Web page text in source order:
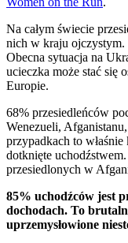
Na całym świecie
nich w kraju ojczystym.
Obecna sytuacja na
ucieczka może stać się
Europie.
68% przesiedleńców
Wenezueli,
przypadkach to
dotknięte
przesiedlonych w
85% uchodźców jest
dochodach. To
uprzemysłowione